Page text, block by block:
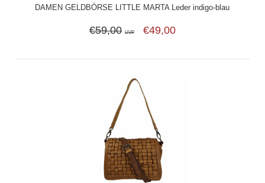
DAMEN GELDBÖRSE LITTLE MARTA Leder indigo-blau
€59,00 UVP €49,00